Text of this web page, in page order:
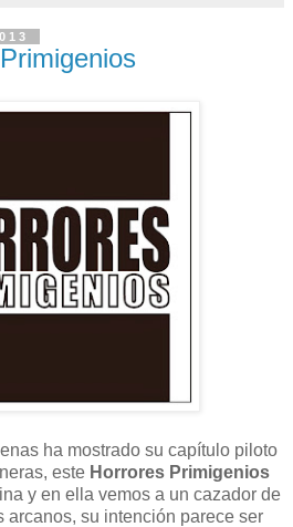
ha mostrado su capítulo piloto
este Horrores Primigenios
y en ella vemos a un cazador de
arcanos, su intención parece ser